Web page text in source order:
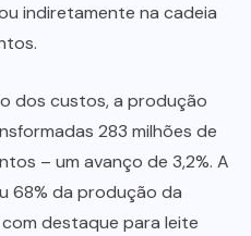
indiretamente na cadeia
dos custos, a produção
283 milhões de
– um avanço de 3,2%. A
68% da produção da
destaque para leite